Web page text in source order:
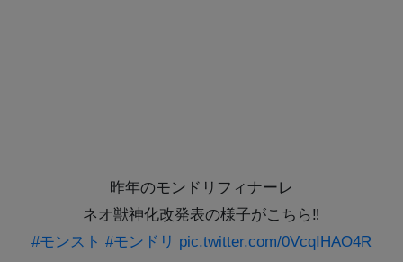
昨年のモンドリフィナーレ
ネオ獣神化改発表の様子がこちら‼️
#モンスト #モンドリ pic.twitter.com/0VcqIHAO4R